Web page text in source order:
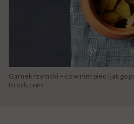
Garnek rzymski – co w nim piec i jak go
Istock,com